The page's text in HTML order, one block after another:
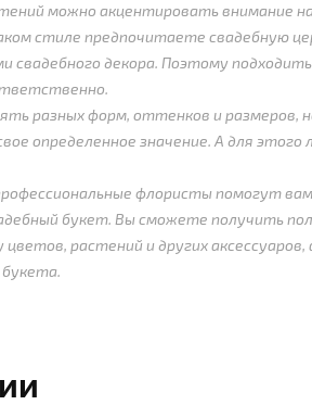
можно акцентировать внимание
стиле предпочитаете свадебную
свадебного декора. Поэтому
разных форм, оттенков и размеров,
определенное значение. А для этого
флористы помогут
букет. Вы сможете получить
цветов, растений и других
букета.